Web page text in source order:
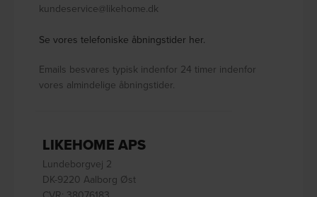
kundeservice@likehome.dk
Se vores telefoniske åbningstider her.
Emails besvares typisk indenfor 24 timer indenfor
vores almindelige åbningstider.
LIKEHOME APS
Lundeborgvej 2
DK-9220 Aalborg Øst